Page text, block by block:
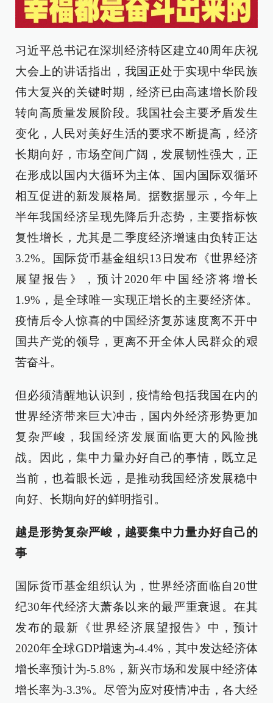
习近平总书记在深圳经济特区建立40周年庆祝
大会上的讲话指出，我国正处于实现中华民族
伟大复兴的关键时期，经济已由高速增长阶段
转向高质量发展阶段。我国社会主要矛盾发生
变化，人民对美好生活的要求不断提高，经济
长期向好，市场空间广阔，发展韧性强大，正
在形成以国内大循环为主体、国内国际双循环
相互促进的新发展格局。据数据显示，今年上
半年我国经济呈现先降后升态势，主要指标恢
复性增长，尤其是二季度经济增速由负转正达
3.2%。国际货币基金组织13日发布《世界经济
展望报告》，预计2020年中国经济将增长
1.9%，是全球唯一实现正增长的主要经济体。
疫情后令人惊喜的中国经济复苏速度离不开中
国共产党的领导，更离不开全体人民群众的艰
苦奋斗。
但必须清醒地认识到，疫情给包括我国在内的
世界经济带来巨大冲击，国内外经济形势更加
复杂严峻，我国经济发展面临更大的风险挑
战。因此，集中力量办好自己的事情，既立足
当前，也着眼长远，是推动我国经济发展稳中
向好、长期向好的鲜明指引。
越是形势复杂严峻，越要集中力量办好自己的
事
国际货币基金组织认为，世界经济面临自20世
纪30年代经济大萧条以来的最严重衰退。在其
发布的最新《世界经济展望报告》中，预计
2020年全球GDP增速为-4.4%，其中发达经济体
增长率预计为-5.8%，新兴市场和发展中经济体
增长率为-3.3%。尽管为应对疫情冲击，各大经